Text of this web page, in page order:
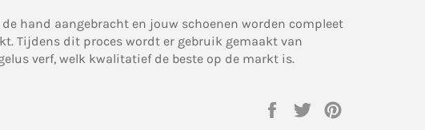
hand aangebracht en jouw schoenen worden compleet
Tijdens dit proces wordt er gebruik gemaakt van
verf, welk kwalitatief de beste op de markt is.
Delen
Twitteren